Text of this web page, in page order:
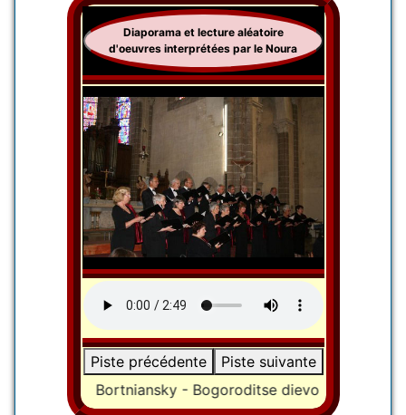
Diaporama et lecture aléatoire
d'oeuvres interprétées par le Noura
Piste précédente
Piste suivante
Bortniansky - Bogoroditse dievo - Le Noura